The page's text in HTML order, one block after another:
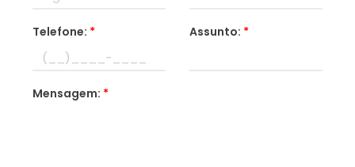
Telefone: * Assunto: *
Mensagem: *